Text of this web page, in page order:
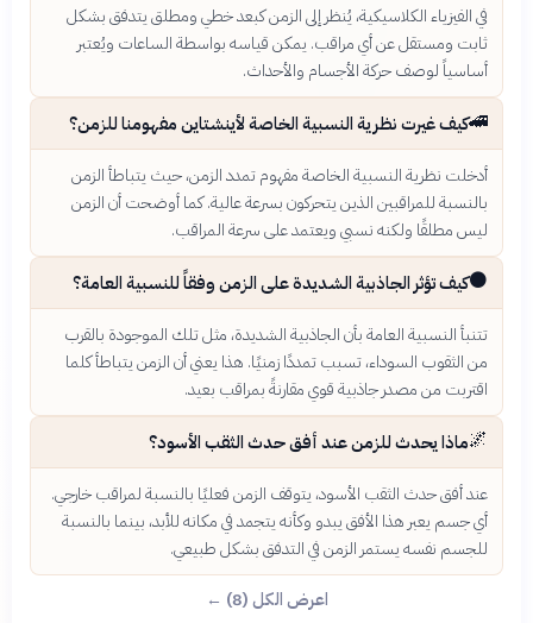
في الفيزياء الكلاسيكية، يُنظر إلى الزمن كبعد خطي ومطلق يتدفق بشكل
ثابت ومستقل عن أي مراقب. يمكن قياسه بواسطة الساعات ويُعتبر
أساسياً لوصف حركة الأجسام والأحداث.
🚄كيف غيرت نظرية النسبية الخاصة لأينشتاين مفهومنا للزمن؟
أدخلت نظرية النسبية الخاصة مفهوم تمدد الزمن، حيث يتباطأ الزمن
بالنسبة للمراقبين الذين يتحركون بسرعة عالية. كما أوضحت أن الزمن
ليس مطلقًا ولكنه نسبي ويعتمد على سرعة المراقب.
⚫كيف تؤثر الجاذبية الشديدة على الزمن وفقاً للنسبية العامة؟
تتنبأ النسبية العامة بأن الجاذبية الشديدة، مثل تلك الموجودة بالقرب
من الثقوب السوداء، تسبب تمددًا زمنيًا. هذا يعني أن الزمن يتباطأ كلما
اقتربت من مصدر جاذبية قوي مقارنةً بمراقب بعيد.
🌌ماذا يحدث للزمن عند أفق حدث الثقب الأسود؟
عند أفق حدث الثقب الأسود، يتوقف الزمن فعليًا بالنسبة لمراقب خارجي.
أي جسم يعبر هذا الأفق يبدو وكأنه يتجمد في مكانه للأبد، بينما بالنسبة
للجسم نفسه يستمر الزمن في التدفق بشكل طبيعي.
اعرض الكل (8) ←